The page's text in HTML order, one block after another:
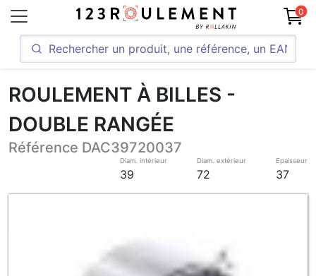
0
ROULEMENT À BILLES -
DOUBLE RANGÉE
Référence DAC39720037
Diam. intérieur
39
Diam. extérieur
72
Epaisseur
37